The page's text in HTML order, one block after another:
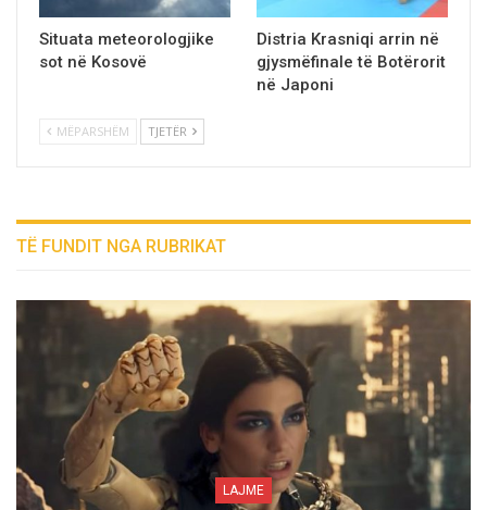
Situata meteorologjike
sot në Kosovë
Distria Krasniqi arrin në
gjysmëfinale të Botërorit
në Japoni
MËPARSHËM TJETËR
TË FUNDIT NGA RUBRIKAT
LAJME